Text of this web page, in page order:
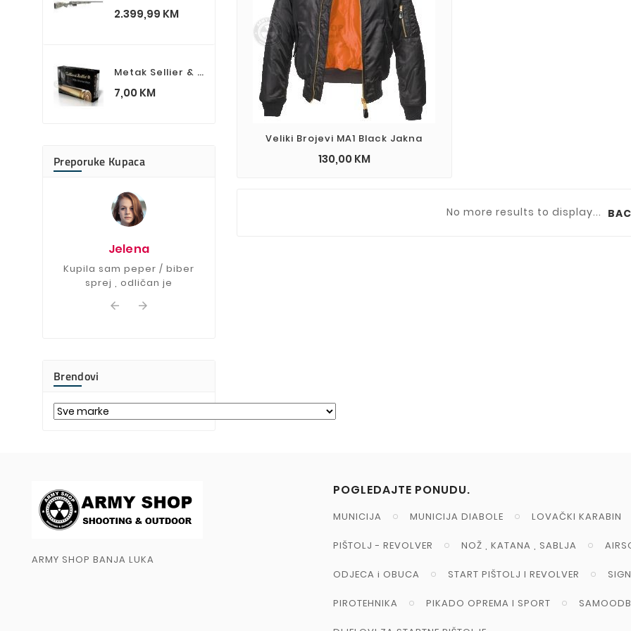
2.399,99 KMCijena
Metak Sellier & Bellot 9.3x62 SP 18.5g 286grs.
7,00 KMCijena
Preporuke Kupaca
Jelena
Kupila sam peper / biber
sprej , odličan je
Mirela
 
Brendovi
Veliki Brojevi MA1 Black Jakna
130,00 KM
No more results to display...
ARMY SHOP BANJA LUKA
POGLEDAJTE PONUDU.
MUNICIJA MUNICIJA DIABOLE LOVAČKI KARABIN
PIŠTOLJ - REVOLVER NOŽ , KATANA , SABLJA
ODJECA i OBUCA START PIŠTOLJ I REVOLVER
PIROTEHNIKA PIKADO OPREMA I SPORT